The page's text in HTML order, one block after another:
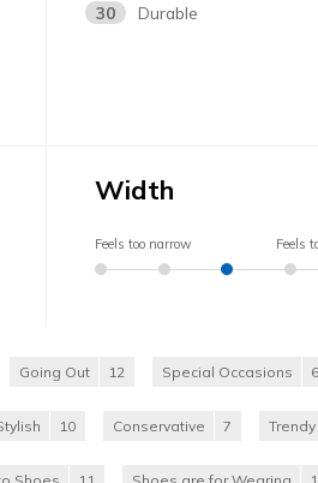
30
Durable
Width
Feels too narrow Feels
Going Out 12 Special Occasions 6
10 Conservative 7 Trendy